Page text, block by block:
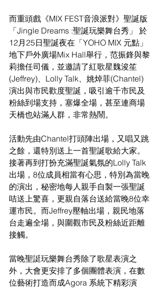
而重頭戲《MIX FEST音浪派對》聖誕版
「Jingle Dreams :聖誕玩樂舞台秀」 於
12月25日聖誕夜在「YOHO MIX 元點」
地下戶外廣場Mix Hall舉行，范振鋒與黎
莉擔任司儀，並邀請了紅歌星魏浚笙
(Jeffrey)、Lolly Talk、姚焯菲(Chantel)
演出與市民歡度聖誕，吸引逾千市民及
粉絲到場支持，塞爆全場，甚至連商場
天橋也站滿人群，非常熱鬧。
活動先由Chantel打頭陣出場，又唱又跳
之餘，還特別送上一首聖誕歌給大家。
接著再到打扮充滿聖誕氣氛的Lolly Talk
出場，8位成員相當有心思，特別為當晚
的演出，秘密地每人親手自製一張聖誕
咭送上驚喜，更親自落台送給當晚8位幸
運市民。而Jeffrey壓軸出場，親民地落
台走遍全場，與圍觀市民及粉絲近距離
接觸。
當晚聖誔玩樂舞台秀除了歌星表演之
外，大會更安排了多個團體表演，在數
位藝術打造而成Agora 系統下精彩演